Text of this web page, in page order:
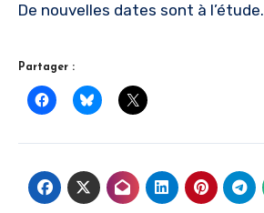
De nouvelles dates sont à l’étude.
Partager :